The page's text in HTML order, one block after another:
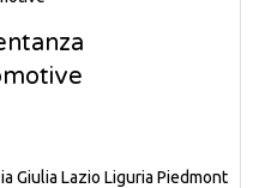
Giulia Lazio Liguria Piedmont